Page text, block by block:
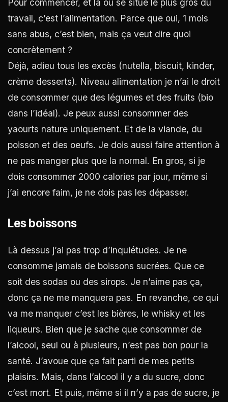
travail, c’est l’alimentation. Parce que oui, 1 mois
sans abus, c’est bien, mais ça veut dire quoi
concrètement ?
Déjà, adieu tous les excès (nutella, biscuit, kinder,
crème desserts). Niveau alimentation je n’ai le droit
de consommer que des légumes et des fruits (bio
dans l’idéal). Je peux aussi consommer des
yaourts nature uniquement. Et de la viande, du
poisson et des oeufs. Je dois aussi faire attention à
ne pas manger plus que la normal. En gros, si je
dois consommer 2000 calories par jour, même si
j’ai encore faim, je ne dois pas les dépasser.
Les boissons
Là dessus j’ai pas trop d’inquiétudes. Je ne
consomme jamais de boissons sucrées. Que ce
soit des sodas ou des sirops. Je n’aime pas ça,
donc ça ne me manquera pas. En revanche, ce qui
va me manquer c’est les bières, le whisky et les
liqueurs. Bien que je sache que consommer de
l’alcool, seul ou à plusieurs, n’est pas bon pour la
santé. J’avoue que ça fait parti de mes petits
plaisirs. Mais, dans l’alcool il y a du sucre, donc
c’est mort. Et puis, même si il n’y a pas de sucre, je